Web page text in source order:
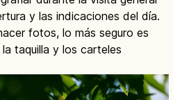
y las indicaciones del día.
fotos, lo más seguro es
taquilla y los carteles